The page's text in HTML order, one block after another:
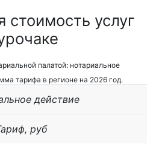
стоимость услуг
палатой: нотариальное
тарифа в регионе на 2026 год.
действие
руб